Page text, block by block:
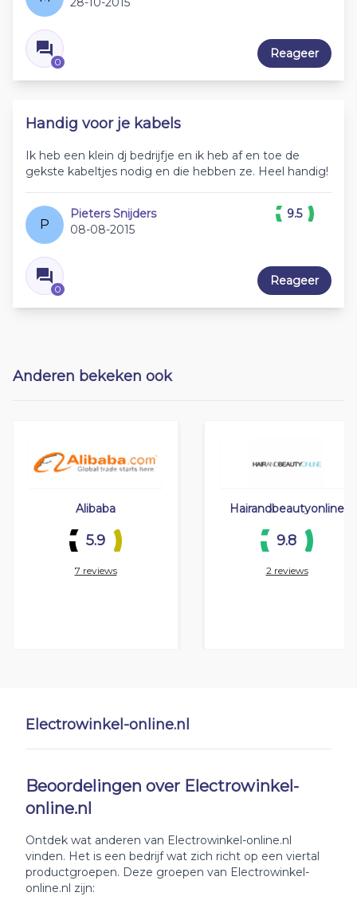
Electrowinkel-online.nl
Beoordelingen over Electrowinkel-
online.nl
Ontdek wat anderen van Electrowinkel-online.nl
vinden. Het is een bedrijf wat zich richt op een viertal
productgroepen. Deze groepen van Electrowinkel-
online.nl zijn:
0
Reageer
Handig voor je kabels
Ik heb een klein dj bedrijfje en ik heb af en toe de
gekste kabeltjes nodig en die hebben ze. Heel handig!
P
Pieters Snijders
08-08-2015
0
9.5
Reageer
Anderen bekeken ook
Alibaba
5.9
7 reviews
Hairandbeautyonline
9.8
2 reviews